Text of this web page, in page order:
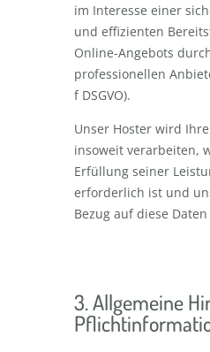
im Interesse einer
und effizienten
Online-Angebots
professionellen
f DSGVO).
Unser Hoster wird
insoweit verarbeiten,
Erfüllung seiner
erforderlich ist und
Bezug auf diese
3. Allgemeine